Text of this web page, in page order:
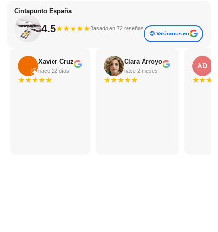
Cintapunto España
4.5★★★★★ Basado en 72 reseñas
😊 Valóranos en
Xavier Cruz
hace 22 días
★★★★★
Clara Arroyo
hace 2 meses
★★★★★
AD
★★★